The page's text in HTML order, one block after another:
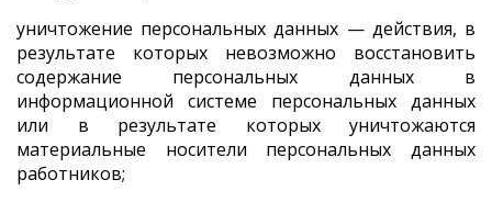
уничтожение персональных данных — действия, в
результате которых невозможно восстановить
содержание персональных данных в
информационной системе персональных данных
или в результате которых уничтожаются
материальные носители персональных данных
работников;